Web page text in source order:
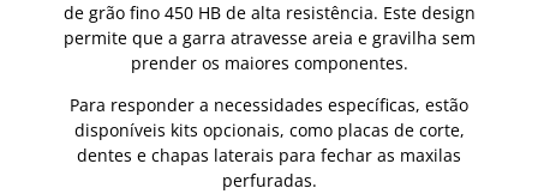
de grão fino 450 HB de alta resistência. Este design
permite que a garra atravesse areia e gravilha sem
prender os maiores componentes.
Para responder a necessidades específicas, estão
disponíveis kits opcionais, como placas de corte,
dentes e chapas laterais para fechar as maxilas
perfuradas.